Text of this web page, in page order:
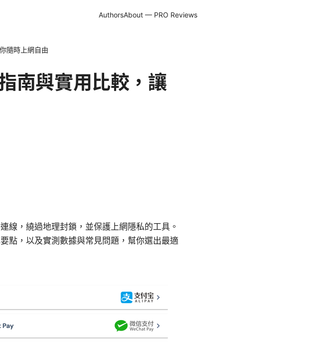
AuthorsAbout — PRO Reviews
隨時上網自由
南與實用比較，讓
線，繞過地理封鎖，並保護上網隱私的工具。
點，以及實測數據與常見問題，幫你選出最適